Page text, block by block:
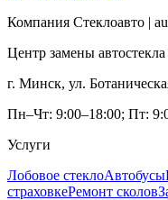
Компания Стеклоавто |
Центр замены
г. Минск, ул.
Пн–Чт: 9:00–18:00; Пт:
Услуги
Лобовое стеклоАвтобусы
страховкеРемонт сколов